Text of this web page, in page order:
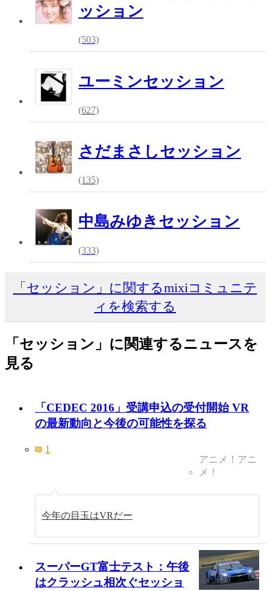
ッション
(503)
ユーミンセッション
(627)
さだまさしセッション
(135)
中島みゆきセッション
(333)
「セッション」に関するmixiコミュニテ
ィを検索する
「セッション」に関連するニュースを
見る
「CEDEC 2016」受講申込の受付開始 VR
の最新動向と今後の可能性を探る
1
アニメ！アニ
メ！
今年の目玉はVRだー
スーパーGT富士テスト：午後
はクラッシュ相次ぐセッショ